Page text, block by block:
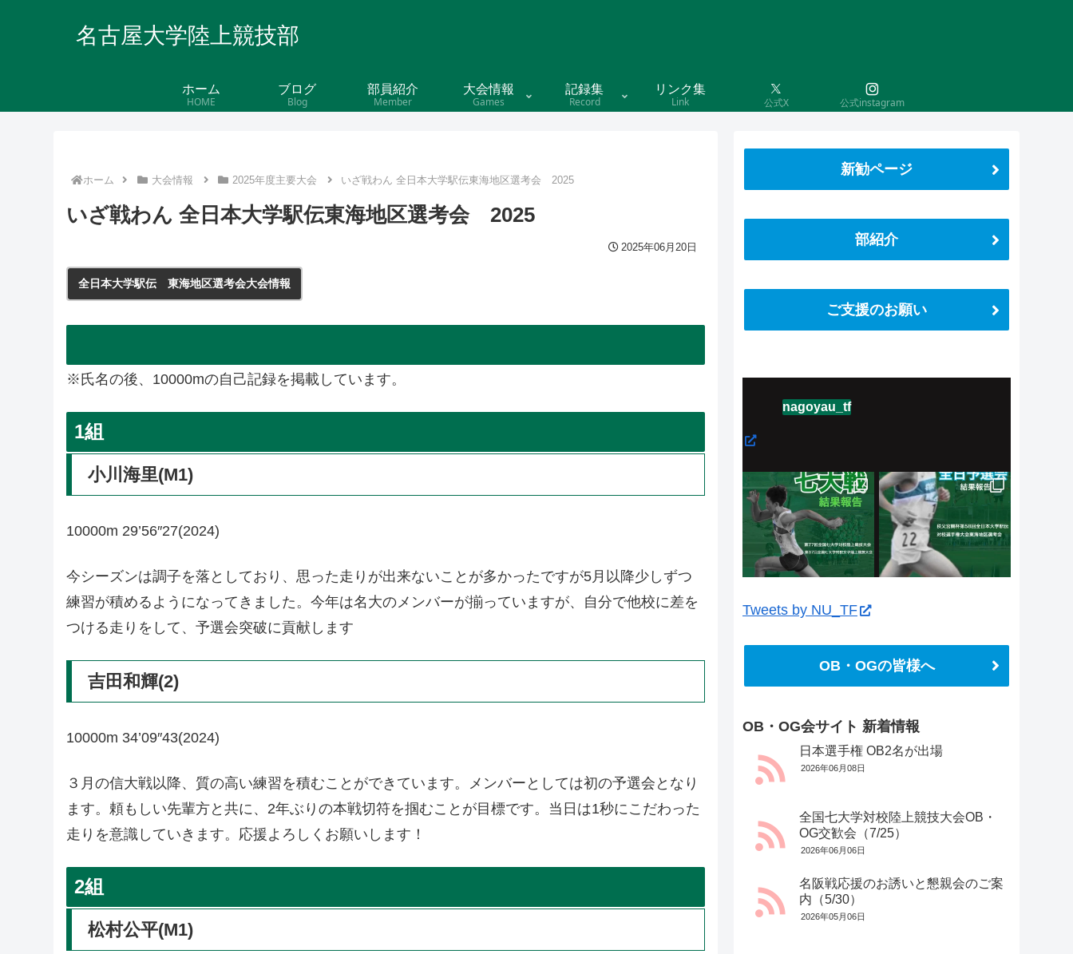
名古屋大学陸上競技部
ホーム
HOME
ブログ
Blog
部員紹介
Member
大会情報
Games
記録集
Record
リンク集
Link
公式X 公式instagram
ホーム 大会情報 2025年度主要大会 いざ戦わん 全日本大学駅伝東海地区選考会 2025
いざ戦わん 全日本大学駅伝東海地区選考会 2025
2025年06月20日
全日本大学駅伝 東海地区選考会大会情報
※氏名の後、10000mの自己記録を掲載しています。
1組
小川海里(M1)
10000m 29’56″27(2024)
今シーズンは調子を落としており、思った走りが出来ないことが多かったですが5月以降少しずつ
練習が積めるようになってきました。今年は名大のメンバーが揃っていますが、自分で他校に差を
つける走りをして、予選会突破に貢献します
吉田和輝(2)
10000m 34’09″43(2024)
３月の信大戦以降、質の高い練習を積むことができています。メンバーとしては初の予選会となり
ます。頼もしい先輩方と共に、2年ぶりの本戦切符を掴むことが目標です。当日は1秒にこだわった
走りを意識していきます。応援よろしくお願いします！
2組
松村公平(M1)
新勧ページ
部紹介
ご支援のお願い
nagoyau_tf
Tweets by NU_TF
OB・OGの皆様へ
OB・OG会サイト 新着情報
日本選手権 OB2名が出場
2026年06月08日
全国七大学対校陸上競技大会OB・
OG交歓会（7/25）
2026年06月06日
名阪戦応援のお誘いと懇親会のご案
内（5/30）
2026年05月06日